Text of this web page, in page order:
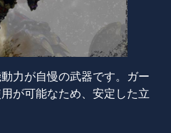
力が自慢の武器です。 ガー
が可能なため、 安定した立